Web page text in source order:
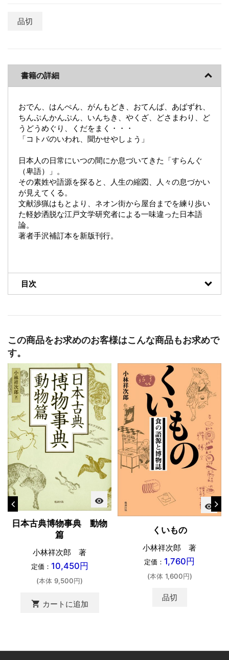
品切
書籍の詳細
おでん、はんぺん、がんもどき、おてんば、あばずれ、
ちんぷんかんぷん、いんちき、やくざ、どさまわり、ど
うどうめぐり、くだをまく・・・
「コトバのいわれ、聞かせやしょう」
日本人の日常にいつの間にか息づいてきた「すらんぐ
（卑語）」。
その素姓や語源を探ると、人生の縮図、人々の息づかい
が見えてくる。
文献渉猟はもとより、ネオン街から屋台までを練り歩い
た軽妙洒脱な江戸文学研究者による一味違った日本語
論。
著者手沢補訂本を新版刊行。
目次
この商品をお求めのお客様はこんな商品もお求めで
す。
visibility
日本古典博物事典 動物
篇
小林祥次郎 著
定価： 10,450円
(本体 9,500円)
shopping_cart カートに追加
visibility
くいもの
小林祥次郎 著
定価： 1,760円
(本体 1,600円)
品切